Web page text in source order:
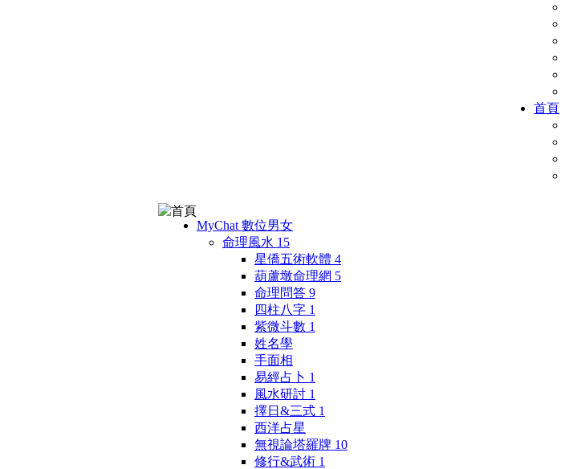
首頁
MyChat 數位男女
命理風水 15
星僑五術軟體 4
葫蘆墩命理網 5
命理問答 9
四柱八字 1
紫微斗數 1
姓名學
手面相
易經占卜 1
風水研討 1
擇日&三式 1
西洋占星
無視論塔羅牌 10
修行&武術 1